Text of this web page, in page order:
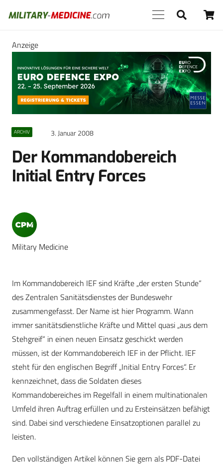
Anzeige
ARCHIV 3. Januar 2008
Der Kommandobereich
Initial Entry Forces
Military Medicine
Im Kommandobereich IEF sind Kräfte „der ersten Stunde“
des Zentralen Sanitätsdienstes der Bundeswehr
zusammengefasst. Der Name ist hier Programm. Wann
immer sanitätsdienstliche Kräfte und Mittel quasi „aus dem
Stehgreif“ in einen neuen Einsatz geschickt werden
müssen, ist der Kommandobereich IEF in der Pflicht. IEF
steht für den englischen Begriff „Initial Entry Forces“. Er
kennzeichnet, dass die Soldaten dieses
Kommandobereiches im Regelfall in einem multinationalen
Umfeld ihren Auftrag erfüllen und zu Ersteinsätzen befähigt
sind. Dabei sind verschiedene Einsatzoptionen parallel zu
leisten.
Den vollständigen Artikel können Sie gern als PDF-Datei